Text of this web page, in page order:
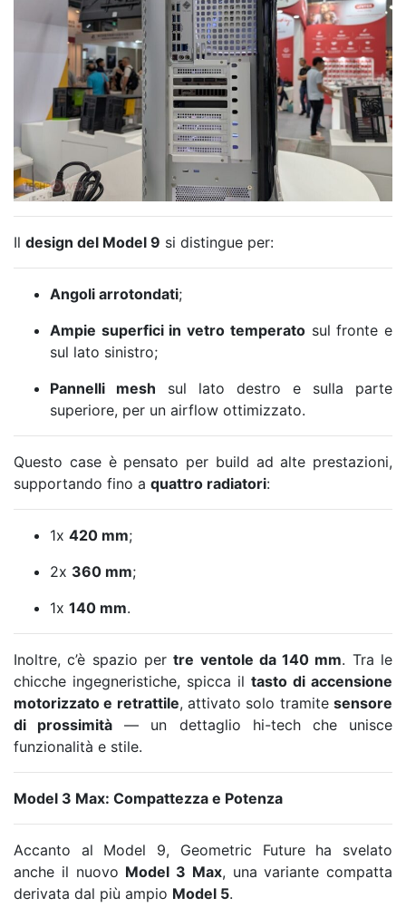
Il design del Model 9 si distingue per:
Angoli arrotondati;
Ampie superfici in vetro temperatosul fronte e
sul lato sinistro;
Pannelli mesh sul lato destro e sulla parte
superiore, per un airflow ottimizzato.
Questo case è pensato per build ad alte prestazioni,
supportando fino a quattro radiatori:
1x 420 mm;
2x 360 mm;
1x 140 mm.
Inoltre, c’è spazio pertre ventole da 140 mm. Tra le
chicche ingegneristiche, spicca il tasto di accensione
motorizzato e retrattile, attivato solo tramitesensore
di prossimità — un dettaglio hi-tech che unisce
funzionalità e stile.
Model 3 Max: Compattezza e Potenza
Accanto al Model 9, Geometric Future ha svelato
anche il nuovo Model 3 Max, una variante compatta
derivata dal più ampio Model 5.